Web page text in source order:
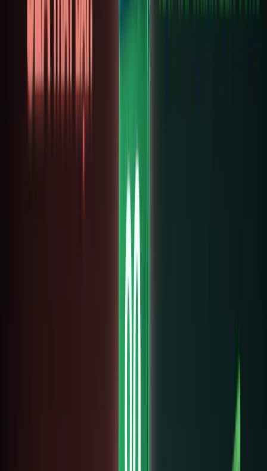
động,
rủi ro
thấp
12 tháng